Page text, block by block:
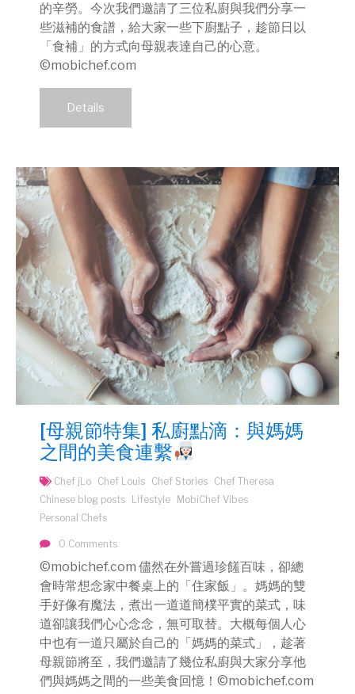
的辛勞。今次我們邀請了三位私廚與我們分享一
些滋補的食譜，給大家一些下廚點子，趁節日以
「食補」的方式向母親表達自己的心意。
©mobichef.com
Details
[母親節特集] 私廚點滴：與媽媽
之間的美食連繫
Chef jLo Chef Louis Chef Stories Chef Theresa
Chinese blog posts Lifestyle MobiChef Vibes
Personal Chefs
0 Comments
©mobichef.com 儘然在外嘗過珍饈百味，卻總
會時常想念家中餐桌上的「住家飯」。媽媽的雙
手好像有魔法，煮出一道道簡樸平實的菜式，味
道卻讓我們心心念念，無可取替。大概每個人心
中也有一道只屬於自己的「媽媽的菜式」，趁著
母親節將至，我們邀請了幾位私廚與大家分享他
們與媽媽之間的一些美食回憶！©mobichef.com